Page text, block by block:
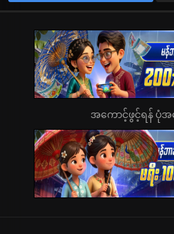
အကောင့်ဖွင့်ရန် ပုံအ